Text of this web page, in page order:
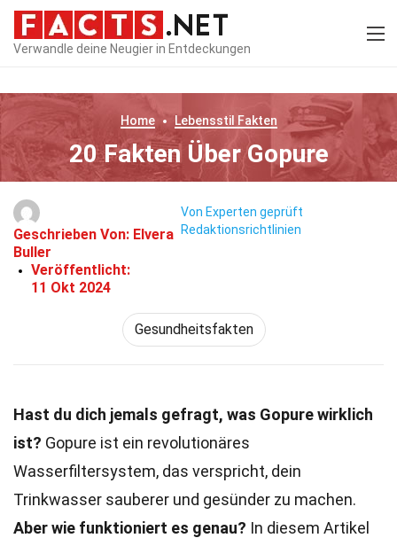
Verwandle deine Neugier in Entdeckungen
Home Lebensstil Fakten
20 Fakten Über Gopure
Geschrieben Von: Elvera
Buller
Veröffentlicht:
11 Okt 2024
Von Experten geprüft
Redaktionsrichtlinien
Gesundheitsfakten
Hast du dich jemals gefragt, was Gopure wirklich
ist? Gopure ist ein revolutionäres
Wasserfiltersystem, das verspricht, dein
Trinkwasser sauberer und gesünder zu machen.
Aber wie funktioniert es genau? In diesem Artikel